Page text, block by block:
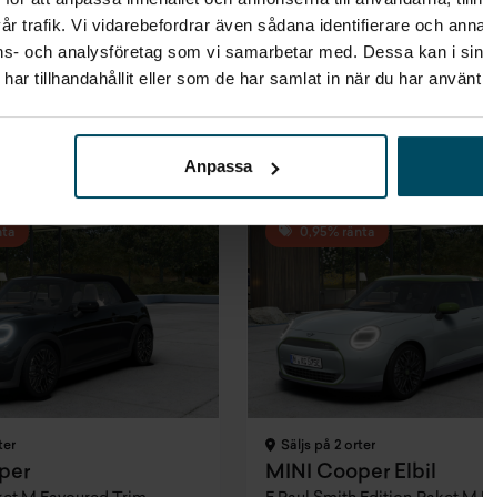
trafik. Vi vidarebefordrar även sådana identifierare och
och analysföretag som vi samarbetar med. Dessa kan i
tillhandahållit eller som de har samlat in när du har
Anpassa
Finansiering
Inkl. moms
3 573 kr/mån
Exkl. moms
2 856 kr/mån
Pris
Inkl. moms
408 700 kr
Inkl. moms
3 618
Inkl. moms
3 650 kr/mån
Exkl. moms
2 892
0,95% ränta
Säljs på 2 orter
MINI Cooper Elbil